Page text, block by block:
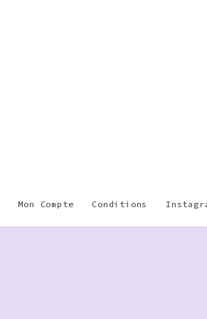
Mon Compte Conditions